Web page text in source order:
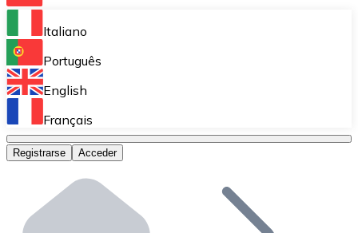
Bitnovo Ramp
Integra nuestra solución en tu plataforma.
Bitnovo Giftcards
Bitnovo OTC
Bitnovo ATM
Integra un ATM Bitnovo en tu negocio y permite que
Italiano
Português
English
Français
Registrarse Acceder